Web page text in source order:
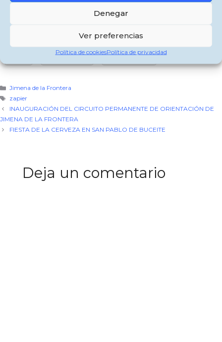
Denegar
Ver preferencias
Política de cookiesPolítica de privacidad
municipio hay cientos de techos en viviendas y almacenes con este material
desde hace años, es sabido por todos. NO TODO VALE EN POLÍTICA, y es
despreciable que se juegue con el miedo de los vecinos.
Facebook WhatsApp
Categorías
Jimena de la Frontera
Etiquetas
zapier
INAUGURACIÓN DEL CIRCUITO PERMANENTE DE ORIENTACIÓN DE
JIMENA DE LA FRONTERA
FIESTA DE LA CERVEZA EN SAN PABLO DE BUCEITE
Deja un comentario